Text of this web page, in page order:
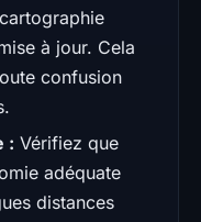
à jour. Cela
confusion
: Vérifiez que
adéquate
distances